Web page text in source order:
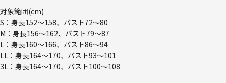
対象範囲(cm)
S：身長152～158、バスト72～80
M：身長156～162、バスト79～87
L：身長160～166、バスト86～94
LL：身長164～170、バスト93～101
3L：身長164～170、バスト100～108